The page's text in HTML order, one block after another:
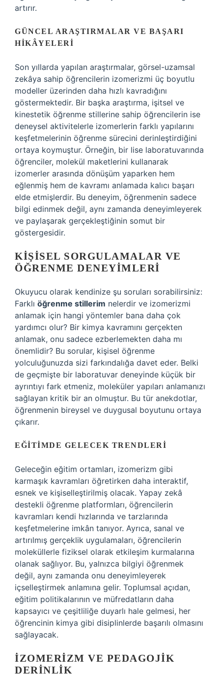
artırır.
GÜNCEL ARAŞTIRMALAR VE BAŞARI
HIKÂYELERI
Son yıllarda yapılan araştırmalar, görsel-uzamsal
zekâya sahip öğrencilerin izomerizmi üç boyutlu
modeller üzerinden daha hızlı kavradığını
göstermektedir. Bir başka araştırma, işitsel ve
kinestetik öğrenme stillerine sahip öğrencilerin ise
deneysel aktivitelerle izomerlerin farklı yapılarını
keşfetmelerinin öğrenme sürecini derinleştirdiğini
ortaya koymuştur. Örneğin, bir lise laboratuvarında
öğrenciler, molekül maketlerini kullanarak
izomerler arasında dönüşüm yaparken hem
eğlenmiş hem de kavramı anlamada kalıcı başarı
elde etmişlerdir. Bu deneyim, öğrenmenin sadece
bilgi edinmek değil, aynı zamanda deneyimleyerek
ve paylaşarak gerçekleştiğinin somut bir
göstergesidir.
KIŞISEL SORGULAMALAR VE
ÖĞRENME DENEYIMLERI
Okuyucu olarak kendinize şu soruları sorabilirsiniz:
Farklı öğrenme stillerim nelerdir ve izomerizmi
anlamak için hangi yöntemler bana daha çok
yardımcı olur? Bir kimya kavramını gerçekten
anlamak, onu sadece ezberlemekten daha mı
önemlidir? Bu sorular, kişisel öğrenme
yolculuğunuzda sizi farkındalığa davet eder. Belki
de geçmişte bir laboratuvar deneyinde küçük bir
ayrıntıyı fark etmeniz, moleküler yapıları anlamanızı
sağlayan kritik bir an olmuştur. Bu tür anekdotlar,
öğrenmenin bireysel ve duygusal boyutunu ortaya
çıkarır.
EĞITIMDE GELECEK TRENDLERI
Geleceğin eğitim ortamları, izomerizm gibi
karmaşık kavramları öğretirken daha interaktif,
esnek ve kişiselleştirilmiş olacak. Yapay zekâ
destekli öğrenme platformları, öğrencilerin
kavramları kendi hızlarında ve tarzlarında
keşfetmelerine imkân tanıyor. Ayrıca, sanal ve
artırılmış gerçeklik uygulamaları, öğrencilerin
moleküllerle fiziksel olarak etkileşim kurmalarına
olanak sağlıyor. Bu, yalnızca bilgiyi öğrenmek
değil, aynı zamanda onu deneyimleyerek
içselleştirmek anlamına gelir. Toplumsal açıdan,
eğitim politikalarının ve müfredatların daha
kapsayıcı ve çeşitliliğe duyarlı hale gelmesi, her
öğrencinin kimya gibi disiplinlerde başarılı olmasını
sağlayacak.
İZOMERIZM VE PEDAGOJIK
DERINLIK